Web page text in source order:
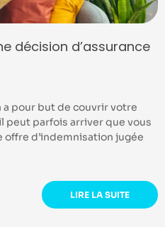
décision d’assurance
pour but de couvrir votre
peut parfois arriver que vous
d’indemnisation jugée
LIRE LA SUITE